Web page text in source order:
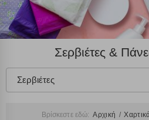
Σερβιέτες &
Σερβιέτες
Βρίσκεστε εδώ: Αρχική